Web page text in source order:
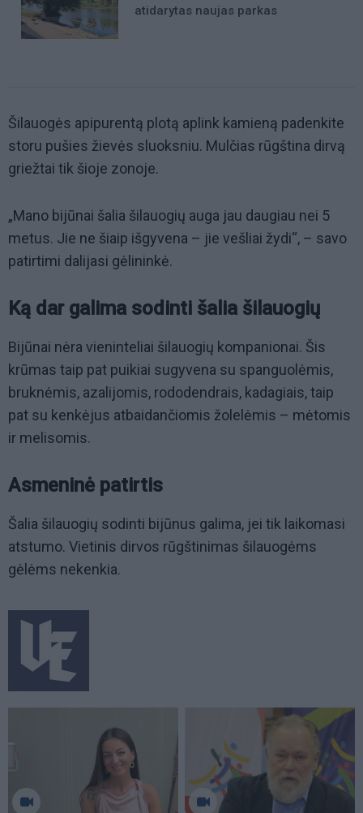
atidarytas naujas parkas
Šilauogės apipurentą plotą aplink kamieną padenkite
storu pušies žievės sluoksniu. Mulčias rūgština dirvą
griežtai tik šioje zonoje.
„Mano bijūnai šalia šilauogių auga jau daugiau nei 5
metus. Jie ne šiaip išgyvena – jie vešliai žydi“, – savo
patirtimi dalijasi gėlininkė.
Ką dar galima sodinti šalia šilauogių
Bijūnai nėra vieninteliai šilauogių kompanionai. Šis
krūmas taip pat puikiai sugyvena su spanguolėmis,
bruknėmis, azalijomis, rododendrais, kadagiais, taip
pat su kenkėjus atbaidančiomis žolelėmis – mėtomis
ir melisomis.
Asmeninė patirtis
Šalia šilauogių sodinti bijūnus galima, jei tik laikomasi
atstumo. Vietinis dirvos rūgštinimas šilauogėms
gėlėms nekenkia.